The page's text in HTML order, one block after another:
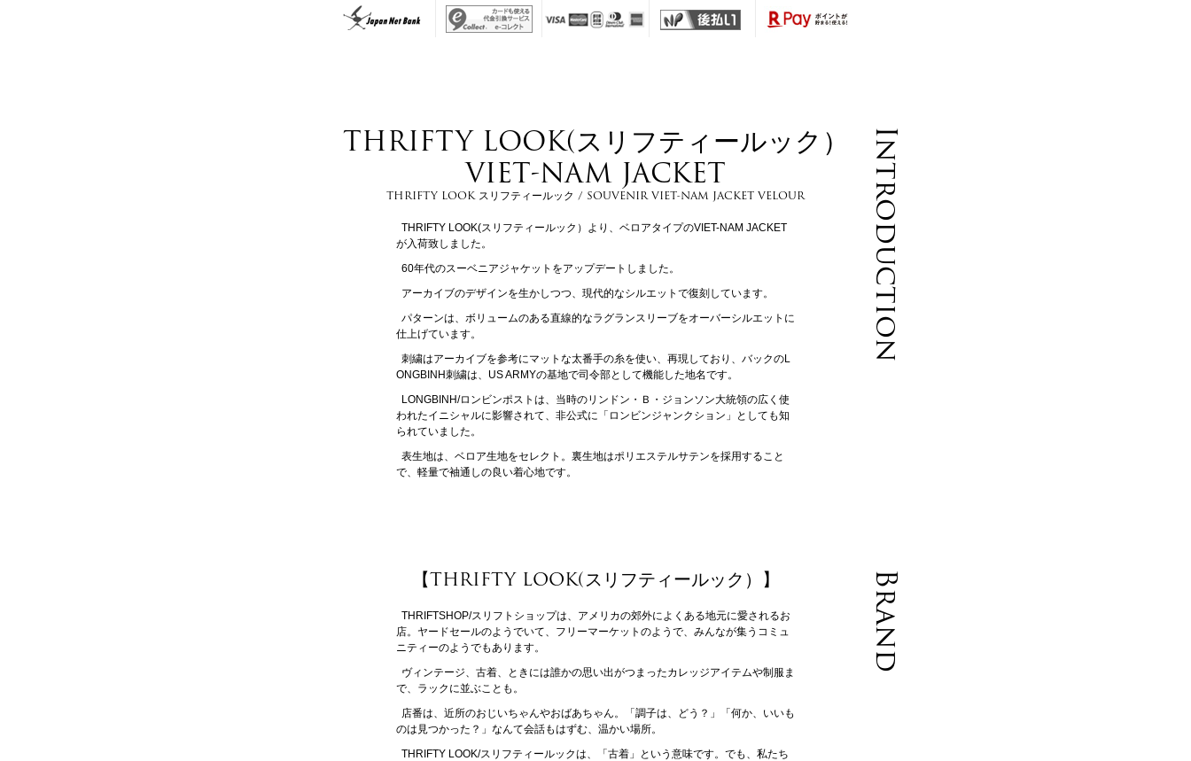
Introduction
THRIFTY LOOK(スリフティールック）
VIET-NAM JACKET
THRIFTY LOOK スリフティールック / SOUVENIR VIET-NAM JACKET VELOUR
THRIFTY LOOK(スリフティールック）より、ベロアタイプのVIET-NAM JACKET
が入荷致しました。
60年代のスーベニアジャケットをアップデートしました。
アーカイブのデザインを生かしつつ、現代的なシルエットで復刻しています。
パターンは、ボリュームのある直線的なラグランスリーブをオーバーシルエットに
仕上げています。
刺繍はアーカイブを参考にマットな太番手の糸を使い、再現しており、バックのL
ONGBINH刺繍は、US ARMYの基地で司令部として機能した地名です。
LONGBINH/ロンビンポストは、当時のリンドン・Ｂ・ジョンソン大統領の広く使
われたイニシャルに影響されて、非公式に「ロンビンジャンクション」としても知
られていました。
表生地は、ベロア生地をセレクト。裏生地はポリエステルサテンを採用すること
で、軽量で袖通しの良い着心地です。
Brand
【THRIFTY LOOK(スリフティールック）】
THRIFTSHOP/スリフトショップは、アメリカの郊外によくある地元に愛されるお
店。ヤードセールのようでいて、フリーマーケットのようで、みんなが集うコミュ
ニティーのようでもあります。
ヴィンテージ、古着、ときには誰かの思い出がつまったカレッジアイテムや制服ま
で、ラックに並ぶことも。
店番は、近所のおじいちゃんやおばあちゃん。「調子は、どう？」「何か、いいも
のは見つかった？」なんて会話もはずむ、温かい場所。
THRIFTY LOOK/スリフティールックは、「古着」という意味です。でも、私たち